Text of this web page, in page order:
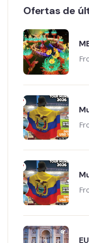
Ofertas de